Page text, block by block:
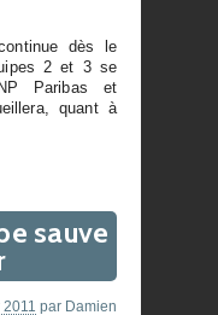
dès le
2 et 3 se
Paribas et
quant à
sauve
par Damien